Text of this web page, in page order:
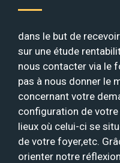
dans le but de
sur une étude
nous contacter via le
pas à nous donner le
concernant votre
configuration de
lieux où celui-ci se
de votre foyer,etc.
orienter notre